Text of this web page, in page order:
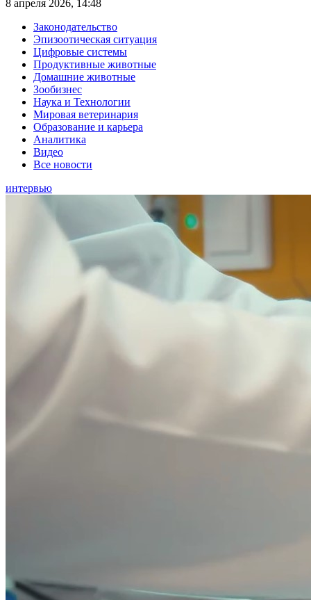
8 апреля 2026, 14:48
Законодательство
Эпизоотическая ситуация
Цифровые системы
Продуктивные животные
Домашние животные
Зообизнес
Наука и Технологии
Мировая ветеринария
Образование и карьера
Аналитика
Видео
Все новости
интервью